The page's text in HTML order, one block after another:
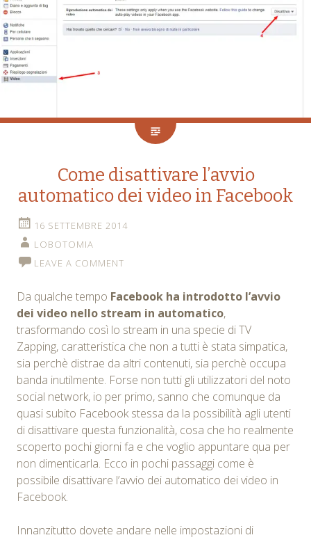
Come disattivare l’avvio
automatico dei video in Facebook
16 SETTEMBRE 2014
LOBOTOMIA
LEAVE A COMMENT
Da qualche tempo Facebook ha introdotto l’avvio
dei video nello stream in automatico,
trasformando così lo stream in una specie di TV
Zapping, caratteristica che non a tutti è stata simpatica,
sia perchè distrae da altri contenuti, sia perchè occupa
banda inutilmente. Forse non tutti gli utilizzatori del noto
social network, io per primo, sanno che comunque da
quasi subito Facebook stessa da la possibilità agli utenti
di disattivare questa funzionalità, cosa che ho realmente
scoperto pochi giorni fa e che voglio appuntare qua per
non dimenticarla. Ecco in pochi passaggi come è
possibile disattivare l’avvio dei automatico dei video in
Facebook.
Innanzitutto dovete andare nelle impostazioni di